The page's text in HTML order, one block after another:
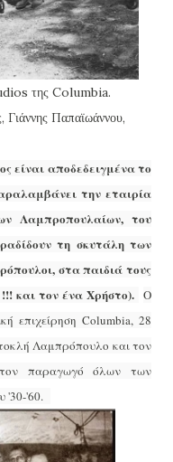
της Columbia.
Παπαϊωάννου,
είναι αποδεδειγμένα το
την εταιρία
Λαμπροπουλαίων, του
τη σκυτάλη των
στα παιδιά τους
και τον ένα Χρήστο). Ο
επιχείρηση Columbia, 28
Λαμπρόπουλο και τον
τον παραγωγό όλων των
'30-'60.